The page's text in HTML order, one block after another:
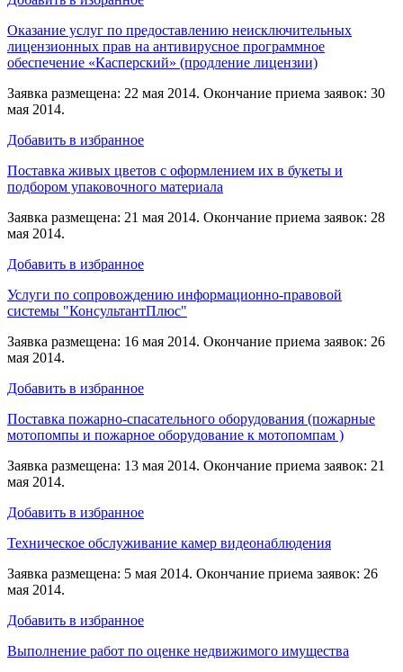
Оказание услуг по предоставлению неисключительных
лицензионных прав на антивирусное программное
обеспечение «Касперский» (продление лицензии)
Заявка размещена: 22 мая 2014. Окончание приема заявок: 30
мая 2014.
Добавить в избранное
Поставка живых цветов с оформлением их в букеты и
подбором упаковочного материала
Заявка размещена: 21 мая 2014. Окончание приема заявок: 28
мая 2014.
Добавить в избранное
Услуги по сопровождению информационно-правовой
системы "КонсультантПлюс"
Заявка размещена: 16 мая 2014. Окончание приема заявок: 26
мая 2014.
Добавить в избранное
Поставка пожарно-спасательного оборудования (пожарные
мотопомпы и пожарное оборудование к мотопомпам )
Заявка размещена: 13 мая 2014. Окончание приема заявок: 21
мая 2014.
Добавить в избранное
Техническое обслуживание камер видеонаблюдения
Заявка размещена: 5 мая 2014. Окончание приема заявок: 26
мая 2014.
Добавить в избранное
Выполнение работ по оценке недвижимого имущества